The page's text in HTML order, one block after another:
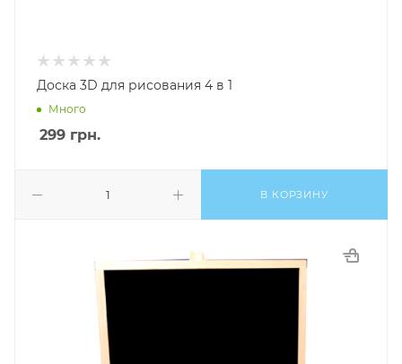
Доска 3D для рисования 4 в 1
Много
299 грн.
В КОРЗИНУ